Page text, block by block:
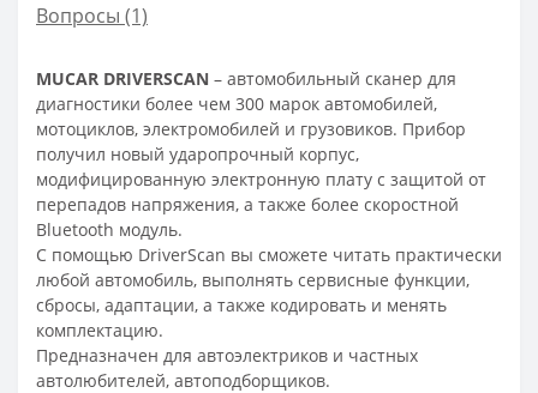
Вопросы (1)
MUCAR DRIVERSCAN – автомобильный сканер для
диагностики более чем 300 марок автомобилей,
мотоциклов, электромобилей и грузовиков. Прибор
получил новый ударопрочный корпус,
модифицированную электронную плату с защитой от
перепадов напряжения, а также более скоростной
Bluetooth модуль.
С помощью DriverScan вы сможете читать практически
любой автомобиль, выполнять сервисные функции,
сбросы, адаптации, а также кодировать и менять
комплектацию.
Предназначен для автоэлектриков и частных
автолюбителей, автоподборщиков.